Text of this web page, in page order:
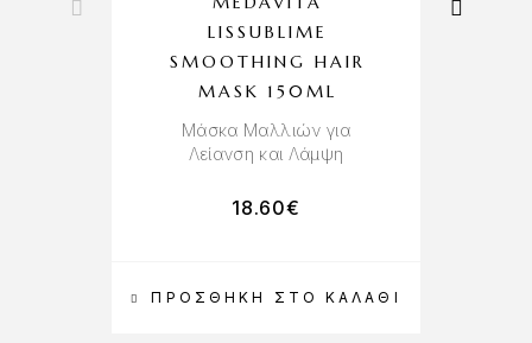
ΠΡΟΣΘΉΚΗ ΣΤΟ ΚΑΛΆΘΙ
LISSUBLIME
SMOOTHING HAIR
MASK 150ML
Μάσκα Μαλλιών για
Λείανση και Λάμψη
18.60€